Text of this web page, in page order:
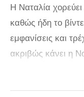
Η Ναταλία
καθώς ήδη το
εμφανίσεις και
ακριβώς κάνει η